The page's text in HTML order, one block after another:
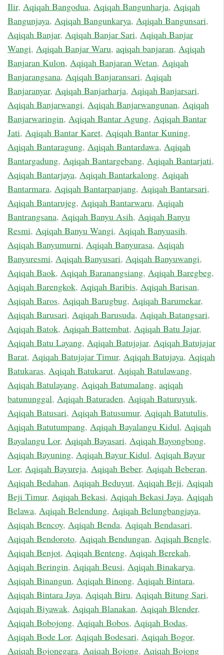
Ilir, Aqiqah Bangodua, Aqiqah Bangunharja, Aqiqah
Bangunjaya, Aqiqah Bangunkarya, Aqiqah Bangunsari,
Aqiqah Banjar, Aqiqah Banjar Sari, Aqiqah Banjar
Wangi, Aqiqah Banjar Waru, aqiqah banjaran, Aqiqah
Banjaran Kulon, Aqiqah Banjaran Wetan, Aqiqah
Banjarangsana, Aqiqah Banjaransari, Aqiqah
Banjaranyar, Aqiqah Banjarharja, Aqiqah Banjarsari,
Aqiqah Banjarwangi, Aqiqah Banjarwangunan, Aqiqah
Banjarwaringin, Aqiqah Bantar Agung, Aqiqah Bantar
Jati, Aqiqah Bantar Karet, Aqiqah Bantar Kuning,
Aqiqah Bantaragung, Aqiqah Bantardawa, Aqiqah
Bantargadung, Aqiqah Bantargebang, Aqiqah Bantarjati,
Aqiqah Bantarjaya, Aqiqah Bantarkalong, Aqiqah
Bantarmara, Aqiqah Bantarpanjang, Aqiqah Bantarsari,
Aqiqah Bantarujeg, Aqiqah Bantarwaru, Aqiqah
Bantrangsana, Aqiqah Banyu Asih, Aqiqah Banyu
Resmi, Aqiqah Banyu Wangi, Aqiqah Banyuasih,
Aqiqah Banyumurni, Aqiqah Banyurasa, Aqiqah
Banyuresmi, Aqiqah Banyusari, Aqiqah Banyuwangi,
Aqiqah Baok, Aqiqah Baranangsiang, Aqiqah Baregbeg,
Aqiqah Barengkok, Aqiqah Baribis, Aqiqah Barisan,
Aqiqah Baros, Aqiqah Barugbug, Aqiqah Barumekar,
Aqiqah Barusari, Aqiqah Barusuda, Aqiqah Batangsari,
Aqiqah Batok, Aqiqah Battembat, Aqiqah Batu Jajar,
Aqiqah Batu Layang, Aqiqah Batujajar, Aqiqah Batujajar
Barat, Aqiqah Batujajar Timur, Aqiqah Batujaya, Aqiqah
Batukaras, Aqiqah Batukarut, Aqiqah Batulawang,
Aqiqah Batulayang, Aqiqah Batumalang, aqiqah
batununggal, Aqiqah Baturaden, Aqiqah Baturuyuk,
Aqiqah Batusari, Aqiqah Batusumur, Aqiqah Batutulis,
Aqiqah Batutumpang, Aqiqah Bayalangu Kidul, Aqiqah
Bayalangu Lor, Aqiqah Bayasari, Aqiqah Bayongbong,
Aqiqah Bayuning, Aqiqah Bayur Kidul, Aqiqah Bayur
Lor, Aqiqah Bayureja, Aqiqah Beber, Aqiqah Beberan,
Aqiqah Bedahan, Aqiqah Beduyut, Aqiqah Beji, Aqiqah
Beji Timur, Aqiqah Bekasi, Aqiqah Bekasi Jaya, Aqiqah
Belawa, Aqiqah Belendung, Aqiqah Belungbangjaya,
Aqiqah Bencoy, Aqiqah Benda, Aqiqah Bendasari,
Aqiqah Bendoroto, Aqiqah Bendungan, Aqiqah Bengle,
Aqiqah Benjot, Aqiqah Benteng, Aqiqah Berekah,
Aqiqah Beringin, Aqiqah Beusi, Aqiqah Binakarya,
Aqiqah Binangun, Aqiqah Binong, Aqiqah Bintara,
Aqiqah Bintara Jaya, Aqiqah Biru, Aqiqah Bitung Sari,
Aqiqah Biyawak, Aqiqah Blanakan, Aqiqah Blender,
Aqiqah Bobojong, Aqiqah Bobos, Aqiqah Bodas,
Aqiqah Bode Lor, Aqiqah Bodesari, Aqiqah Bogor,
Aqiqah Bojonegara, Aqiqah Bojong, Aqiqah Bojong